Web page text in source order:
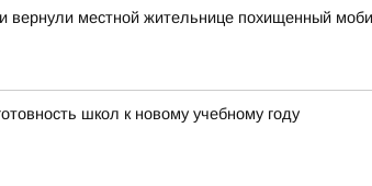
вернули местной жительнице похищенный
школ к новому учебному году